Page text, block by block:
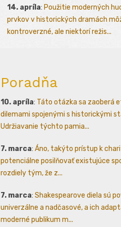
14. apríla: Použitie moderných
prvkov v historických dramách
kontroverzné, ale niektorí režis...
Poradňa
10. apríla: Táto otázka sa zaoberá
dilemami spojenými s historickými
Udržiavanie týchto pamia...
7. marca: Áno, takýto prístup k
potenciálne posilňovať existujúce
rozdiely tým, že z...
7. marca: Shakespearove diela sú
univerzálne a nadčasové, a ich
moderné publikum m...